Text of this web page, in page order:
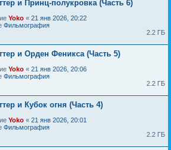
и Принц-полукровка (Часть 6)
Yoko « 21 янв 2026, 20:22
Фильмография
2.2 ГБ
и Орден Феникса (Часть 5)
Yoko « 21 янв 2026, 20:06
Фильмография
2.2 ГБ
и Кубок огня (Часть 4)
Yoko « 21 янв 2026, 20:01
Фильмография
2.2 ГБ